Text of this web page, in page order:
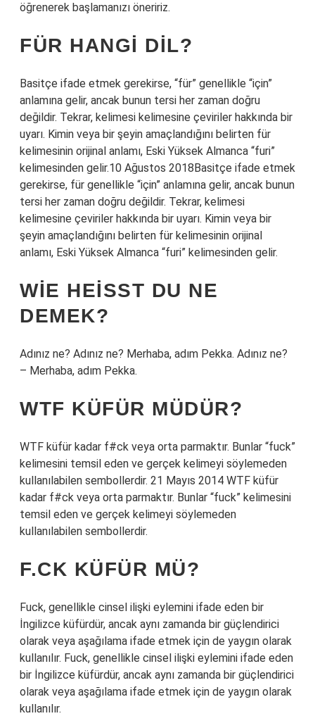
öğrenerek başlamanızı öneririz.
FÜR HANGI DIL?
Basitçe ifade etmek gerekirse, “für” genellikle “için”
anlamına gelir, ancak bunun tersi her zaman doğru
değildir. Tekrar, kelimesi kelimesine çeviriler hakkında bir
uyarı. Kimin veya bir şeyin amaçlandığını belirten für
kelimesinin orijinal anlamı, Eski Yüksek Almanca “furi”
kelimesinden gelir.10 Ağustos 2018Basitçe ifade etmek
gerekirse, für genellikle “için” anlamına gelir, ancak bunun
tersi her zaman doğru değildir. Tekrar, kelimesi
kelimesine çeviriler hakkında bir uyarı. Kimin veya bir
şeyin amaçlandığını belirten für kelimesinin orijinal
anlamı, Eski Yüksek Almanca “furi” kelimesinden gelir.
WIE HEISST DU NE D
EMEK?
Adınız ne? Adınız ne? Merhaba, adım Pekka. Adınız ne?
– Merhaba, adım Pekka.
WTF KÜFÜR MÜDÜR?
WTF küfür kadar f#ck veya orta parmaktır. Bunlar “fuck”
kelimesini temsil eden ve gerçek kelimeyi söylemeden
kullanılabilen sembollerdir. 21 Mayıs 2014 WTF küfür
kadar f#ck veya orta parmaktır. Bunlar “fuck” kelimesini
temsil eden ve gerçek kelimeyi söylemeden
kullanılabilen sembollerdir.
F.CK KÜFÜR MÜ?
Fuck, genellikle cinsel ilişki eylemini ifade eden bir
İngilizce küfürdür, ancak aynı zamanda bir güçlendirici
olarak veya aşağılama ifade etmek için de yaygın olarak
kullanılır. Fuck, genellikle cinsel ilişki eylemini ifade eden
bir İngilizce küfürdür, ancak aynı zamanda bir güçlendirici
olarak veya aşağılama ifade etmek için de yaygın olarak
kullanılır.